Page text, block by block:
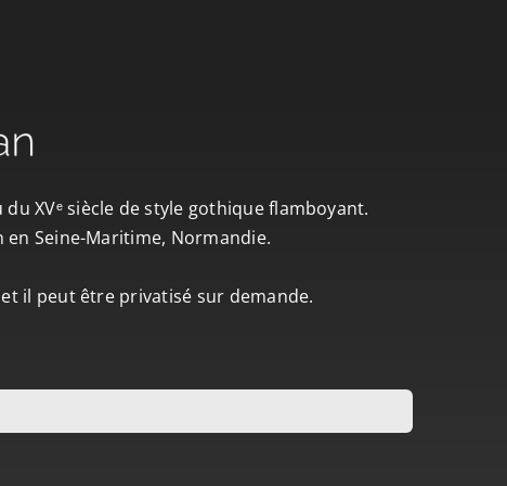
XVᵉ siècle de style gothique flamboyant.
en Seine-Maritime, Normandie.
il peut être privatisé sur demande.